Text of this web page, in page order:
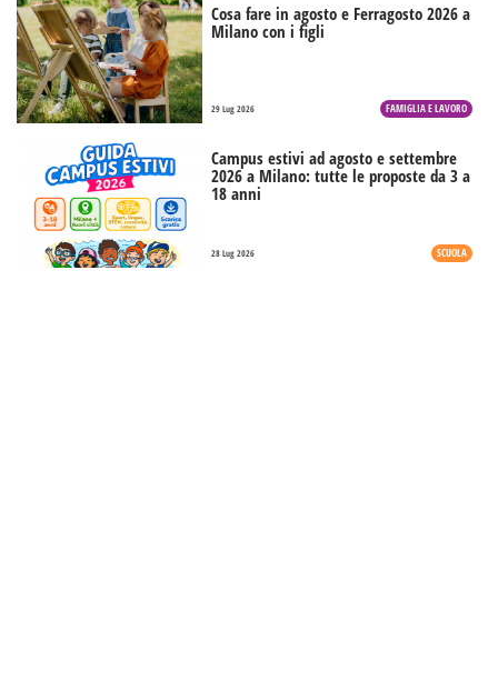
Cosa fare in agosto e Ferragosto 2026 a
Milano con i figli
29 Lug 2026 FAMIGLIA E LAVORO
Campus estivi ad agosto e settembre
2026 a Milano: tutte le proposte da 3 a
18 anni
28 Lug 2026 SCUOLA